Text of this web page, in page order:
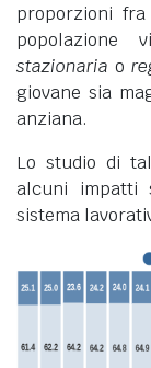
proporzioni
stazionaria o
giovane sia
anziana.
Lo studio di
alcuni impatti
sistema